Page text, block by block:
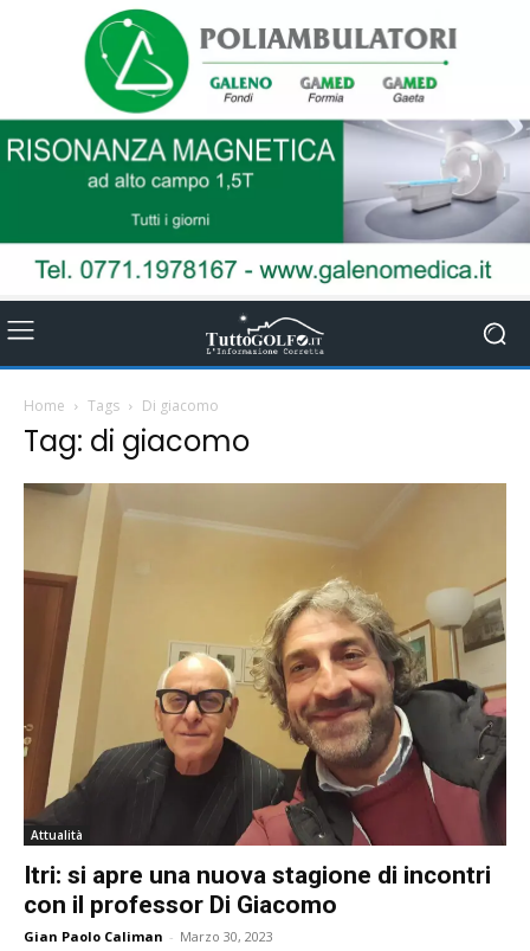
Home Tags Di giacomo
Tag: di giacomo
Attualità
Itri: si apre una nuova stagione di incontri
con il professor Di Giacomo
Gian Paolo Caliman - Marzo 30, 2023